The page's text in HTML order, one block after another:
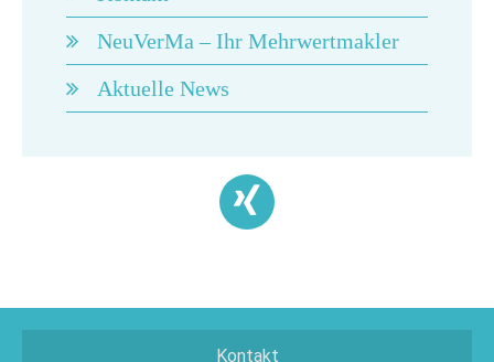
NeuVerMa – Ihr Mehrwertmakler
Aktuelle News
Kontakt